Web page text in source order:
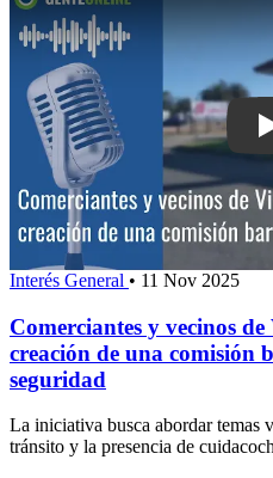
Interés General • 11 Nov 2025
Comerciantes y vecinos
creación de una comisión
seguridad
La iniciativa busca abordar temas
tránsito y la presencia de